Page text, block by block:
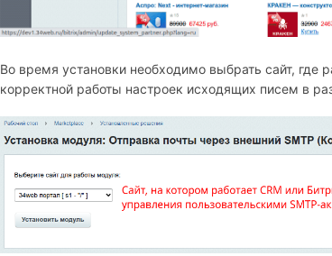
Во время установки необходимо выбрать сайт, где
корректной работы настроек исходящих писем в